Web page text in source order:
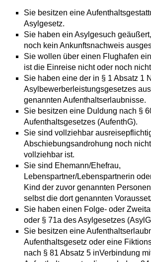
Sie besitzen eine
Asylgesetz.
Sie haben ein Asylgesuch
noch kein Ankunftsnachweis
Sie wollen über einen Flughafen
ist die Einreise nicht oder noch
Sie haben eine der in § 1 Absatz 1
Asylbewerberleistungsgesetzes
genannten Aufenthaltserlaubnisse.
Sie besitzen eine Duldung nach §
Aufenthaltsgesetzes (AufenthG).
Sie sind vollziehbar
Abschiebungsandrohung noch
vollziehbar ist.
Sie sind Ehemann/Ehefrau,
Lebenspartner/Lebenspartnerin
Kind der zuvor genannten
selbst die dort genannten
Sie haben einen Folge- oder
oder § 71a des Asylgesetzes
Sie besitzen eine
Aufenthaltsgesetz oder eine
nach § 81 Absatz 5 inVerbindung